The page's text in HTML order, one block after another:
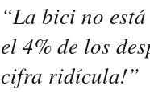
“La bici no
el 4% de los
cifra ridícula!”